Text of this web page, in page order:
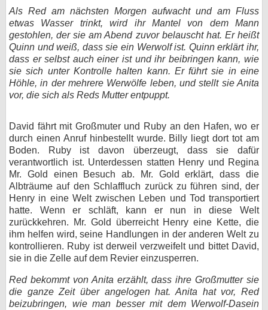
Als Red am nächsten Morgen aufwacht und am Fluss
etwas Wasser trinkt, wird ihr Mantel von dem Mann
gestohlen, der sie am Abend zuvor belauscht hat. Er heißt
Quinn und weiß, dass sie ein Werwolf ist. Quinn erklärt ihr,
dass er selbst auch einer ist und ihr beibringen kann, wie
sie sich unter Kontrolle halten kann. Er führt sie in eine
Höhle, in der mehrere Werwölfe leben, und stellt sie Anita
vor, die sich als Reds Mutter entpuppt.
David fährt mit Großmuter und Ruby an den Hafen, wo er
durch einen Anruf hinbestellt wurde. Billy liegt dort tot am
Boden. Ruby ist davon überzeugt, dass sie dafür
verantwortlich ist. Unterdessen statten Henry und Regina
Mr. Gold einen Besuch ab. Mr. Gold erklärt, dass die
Albträume auf den Schlaffluch zurück zu führen sind, der
Henry in eine Welt zwischen Leben und Tod transportiert
hatte. Wenn er schläft, kann er nun in diese Welt
zurückkehren. Mr. Gold überreicht Henry eine Kette, die
ihm helfen wird, seine Handlungen in der anderen Welt zu
kontrollieren. Ruby ist derweil verzweifelt und bittet David,
sie in die Zelle auf dem Revier einzusperren.
Red bekommt von Anita erzählt, dass ihre Großmutter sie
die ganze Zeit über angelogen hat. Anita hat vor, Red
beizubringen, wie man besser mit dem Werwolf-Dasein